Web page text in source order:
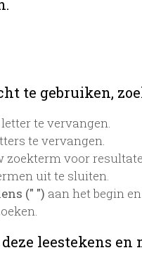
te gebruiken,
te vervangen.
te vervangen.
zoekterm voor
uit te sluiten.
(" ") aan het begin
leestekens